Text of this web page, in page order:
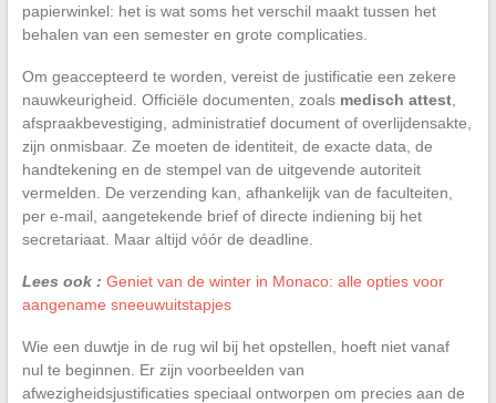
papierwinkel: het is wat soms het verschil maakt tussen het
behalen van een semester en grote complicaties.
Om geaccepteerd te worden, vereist de justificatie een zekere
nauwkeurigheid. Officiële documenten, zoals medisch attest,
afspraakbevestiging, administratief document of overlijdensakte,
zijn onmisbaar. Ze moeten de identiteit, de exacte data, de
handtekening en de stempel van de uitgevende autoriteit
vermelden. De verzending kan, afhankelijk van de faculteiten,
per e-mail, aangetekende brief of directe indiening bij het
secretariaat. Maar altijd vóór de deadline.
Lees ook : Geniet van de winter in Monaco: alle opties voor
aangename sneeuwuitstapjes
Wie een duwtje in de rug wil bij het opstellen, hoeft niet vanaf
nul te beginnen. Er zijn voorbeelden van
afwezigheidsjustificaties speciaal ontworpen om precies aan de